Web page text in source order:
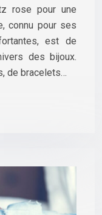
rose pour une
connu pour ses
est de
des bijoux.
de bracelets…